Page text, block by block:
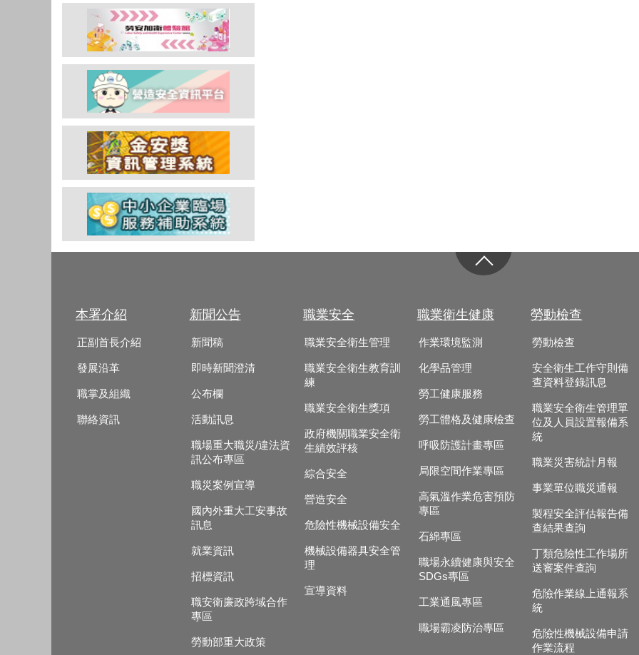
本署介紹
正副首長介紹
發展沿革
職掌及組織
聯絡資訊
新聞公告
新聞稿
即時新聞澄清
公布欄
活動訊息
職場重大職災/違法資
訊公布專區
職災案例宣導
國內外重大工安事故
訊息
就業資訊
招標資訊
職安衛廉政跨域合作
專區
勞動部重大政策
職業安全
職業安全衛生管理
職業安全衛生教育訓
練
職業安全衛生獎項
政府機關職業安全衛
生績效評核
綜合安全
營造安全
危險性機械設備安全
機械設備器具安全管
理
宣導資料
職業衛生健康
作業環境監測
化學品管理
勞工健康服務
勞工體格及健康檢查
呼吸防護計畫專區
局限空間作業專區
高氣溫作業危害預防
專區
石綿專區
職場永續健康與安全
SDGs專區
工業通風專區
職場霸凌防治專區
勞動檢查
勞動檢查
安全衛生工作守則備
查資料登錄訊息
職業安全衛生管理單
位及人員設置報備系
統
職業災害統計月報
事業單位職災通報
製程安全評估報告備
查結果查詢
丁類危險性工作場所
送審案件查詢
危險作業線上通報系
統
危險性機械設備申請
作業流程